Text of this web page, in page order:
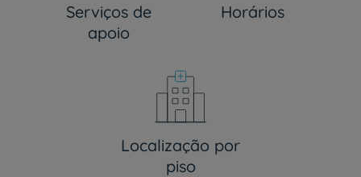
Serviços de
apoio
Horários
Localização por
piso